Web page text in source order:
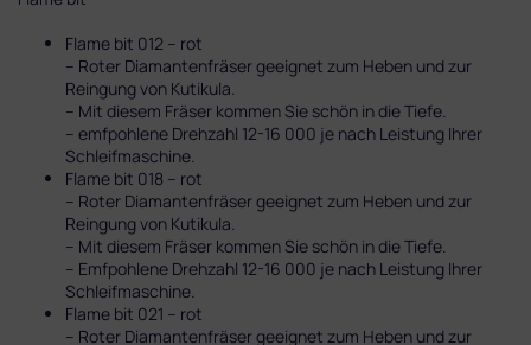
Flame bit 012 – rot
– Roter Diamantenfräser geeignet zum Heben und zur
Reingung von Kutikula.
– Mit diesem Fräser kommen Sie schön in die Tiefe.
– emfpohlene Drehzahl 12-16 000 je nach Leistung Ihrer
Schleifmaschine.
Flame bit 018 – rot
– Roter Diamantenfräser geeignet zum Heben und zur
Reingung von Kutikula.
– Mit diesem Fräser kommen Sie schön in die Tiefe.
– Emfpohlene Drehzahl 12-16 000 je nach Leistung Ihrer
Schleifmaschine.
Flame bit 021 – rot
– Roter Diamantenfräser geeignet zum Heben und zur